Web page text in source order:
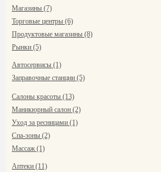
Магазины (7)
Торговые центры (6)
Продуктовые магазины (8)
Рынки (5)
Автосервисы (1)
Заправочные станции (5)
Салоны красоты (13)
Маникюрный салон (2)
Уход за ресницами (1)
Спа-зоны (2)
Массаж (1)
Аптеки (11)